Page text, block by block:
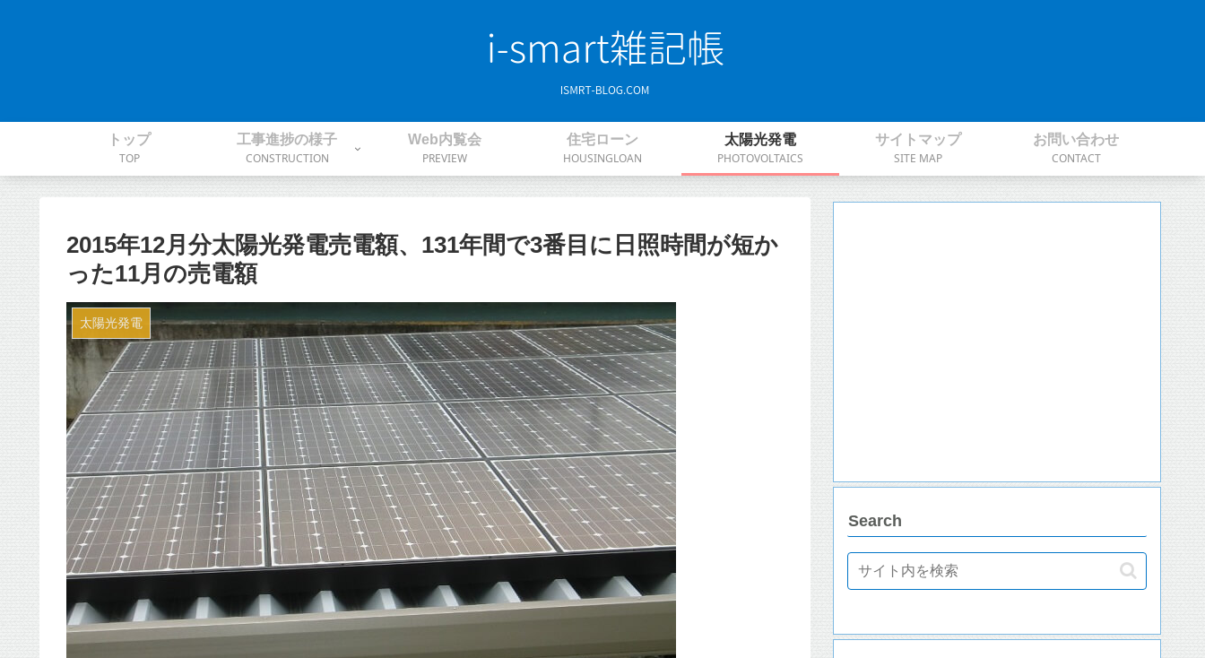
トップ
TOP
工事進捗の様子
CONSTRUCTION
Web内覧会
PREVIEW
住宅ローン
HOUSINGLOAN
太陽光発電
PHOTOVOLTAICS
サイトマップ
SITE MAP
お問い合わせ
CONTACT
2015年12月分太陽光発電売電額、131年間で3番目に日照時間が短か
った11月の売電額
太陽光発電
Search